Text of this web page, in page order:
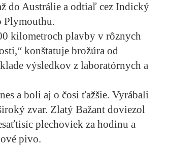
do Austrálie a odtiaľ cez Indický
Plymouthu.
kilometroch plavby v rôznych
konštatuje brožúra od
výsledkov z laboratórnych a
a boli aj o čosi ťažšie. Vyrábali
zvar. Zlatý Bažant doviezol
plechoviek za hodinu a
pivo.